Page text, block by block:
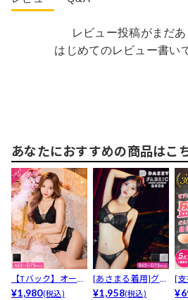
レビュー投稿がまだあ
はじめてのレビュー書い
あなたにおすすめの商品はこ
【Tバック】オール
フラワーレースア
¥1,980(税込)
[あさまる着用]グラ
マラスヌーディレ
¥1,958(税込)
[
コ